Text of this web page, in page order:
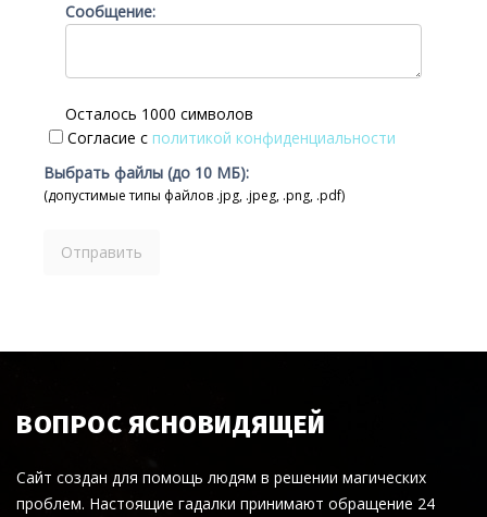
Сообщение:
Осталось 1000 символов
Согласие с политикой конфиденциальности
Выбрать файлы (до 10 МБ):
(допустимые типы файлов .jpg, .jpeg, .png, .pdf)
ВОПРОС ЯСНОВИДЯЩЕЙ
Сайт создан для помощь людям в решении магических
проблем. Настоящие гадалки принимают обращение 24